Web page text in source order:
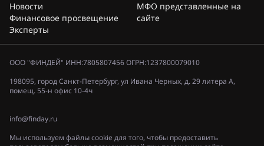
Новости
Финансовое просвещение
Эксперты
МФО представленные на
сайте
ООО "ФИНДЕЙ" ИНН:7805807456 ОГРН:1237800079010
198095, город Санкт-Петербург, ул Ивана Черных, д. 29 литера А,
помещ. 55-н офис 10-4ч
info@finday.ru
Мы используем файлы cookie для того, чтобы предоставить